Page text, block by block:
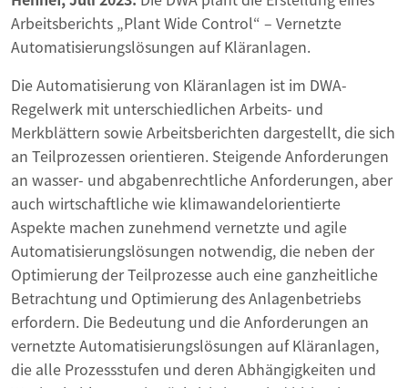
Arbeitsberichts „Plant Wide Control“ – Vernetzte
Automatisierungslösungen auf Kläranlagen.
Die Automatisierung von Kläranlagen ist im DWA-
Regelwerk mit unterschiedlichen Arbeits- und
Merkblättern sowie Arbeitsberichten dargestellt, die sich
an Teilprozessen orientieren. Steigende Anforderungen
an wasser- und abgabenrechtliche Anforderungen, aber
auch wirtschaftliche wie klimawandelorientierte
Aspekte machen zunehmend vernetzte und agile
Automatisierungslösungen notwendig, die neben der
Optimierung der Teilprozesse auch eine ganzheitliche
Betrachtung und Optimierung des Anlagenbetriebs
erfordern. Die Bedeutung und die Anforderungen an
vernetzte Automatisierungslösungen auf Kläranlagen,
die alle Prozessstufen und deren Abhängigkeiten und